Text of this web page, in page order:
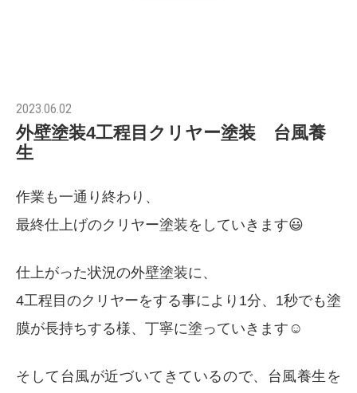
2023.06.02
外壁塗装4工程目クリヤー塗装 台風養
生
作業も一通り終わり、
最終仕上げのクリヤー塗装をしていきます😃
仕上がった状況の外壁塗装に、
4工程目のクリヤーをする事により1分、1秒でも塗
膜が長持ちする様、丁寧に塗っていきます☺️
そして台風が近づいてきているので、台風養生を